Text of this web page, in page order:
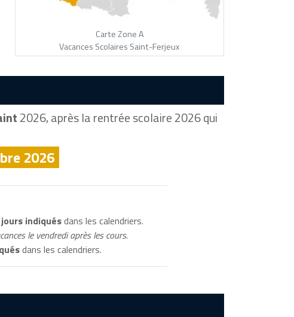
Carte Zone A
Vacances Scolaires Saint-Ferjeux
2026, après la rentrée scolaire 2026 qui
2026
indiquésdans les calendriers.
le vendredi après les cours.
dans les calendriers.